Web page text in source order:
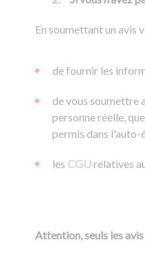
En soumettant un avis
de fournir les
de vous soumettre
personne réelle,
permis dans l'auto-
les CGUrelatives
Attention, seuls les